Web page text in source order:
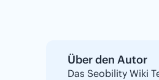
Über den Autor
Das Seobility Wiki